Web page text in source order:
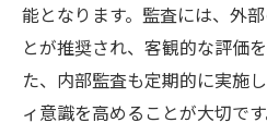
能となります。監査には、外
とが推奨され、客観的な評価
た、内部監査も定期的に実施
ィ意識を高めることが大切で